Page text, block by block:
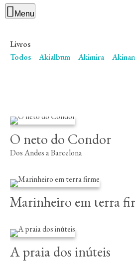
Menu
Close
Autores
Atualidade
Contacto
Livros
Todos
Akialbum Akimira
O neto do Condor
Dos Andes a Barcelona
Marinheiro em terra
A praia dos inúteis